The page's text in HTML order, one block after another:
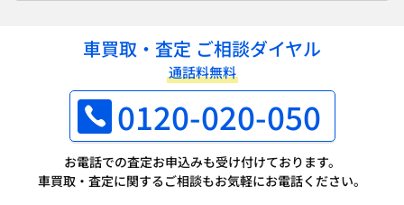
車買取・査定 ご相談ダイヤル
通話料無料
0120-020-050
お電話での査定お申込みも受け付けております。
車買取・査定に関するご相談もお気軽にお電話ください。